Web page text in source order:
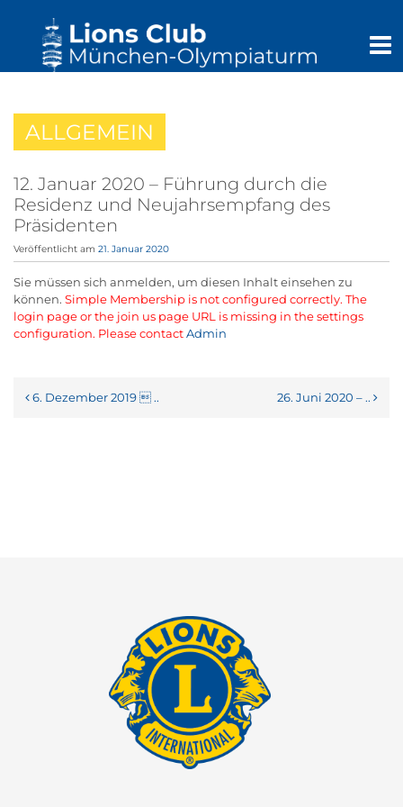
ALLGEMEIN
12. Januar 2020 – Führung durch die
Residenz und Neujahrsempfang des
Präsidenten
Veröffentlicht am 21. Januar 2020
Sie müssen sich anmelden, um diesen Inhalt einsehen zu
können. Simple Membership is not configured correctly. The
login page or the join us page URL is missing in the settings
configuration. Please contactAdmin
Beitrags-Navigation
6. Dezember 2019  .. 26. Juni 2020 – ..